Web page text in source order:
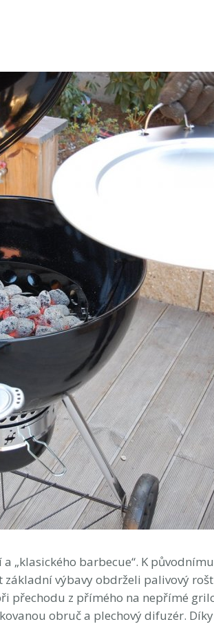
„klasického barbecue“. K
základní výbavy obdrželi palivový
přechodu z přímého na nepřímé
obruč a plechový difuzér.